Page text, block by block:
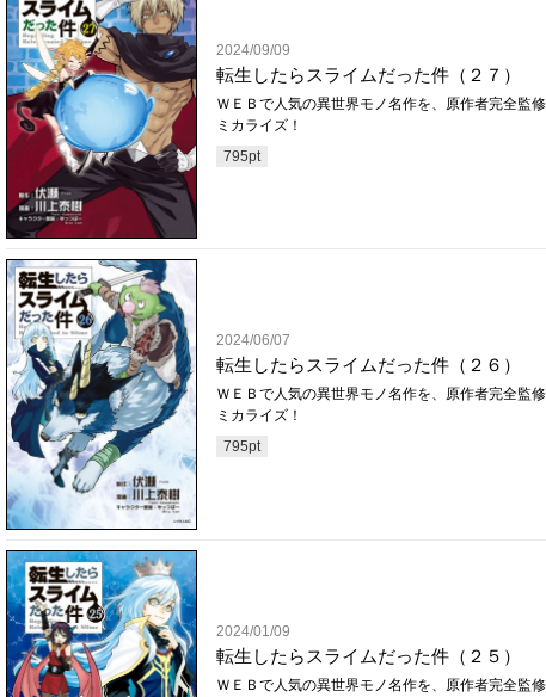
2024/09/09
転生したらスライムだった件（２７）
ＷＥＢで人気の異世界モノ名作を、原作者完全監
ミカライズ！
795pt
2024/06/07
転生したらスライムだった件（２６）
ＷＥＢで人気の異世界モノ名作を、原作者完全監
ミカライズ！
795pt
2024/01/09
転生したらスライムだった件（２５）
ＷＥＢで人気の異世界モノ名作を、原作者完全監